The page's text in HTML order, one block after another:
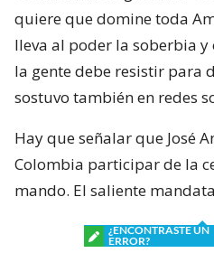
quiere que domine toda
lleva al poder la soberbia y
la gente debe resistir para
sostuvo también en redes
Hay que señalar que José
Colombia participar de la
mando. El saliente
¿ENCONTRASTE UN
ERROR?